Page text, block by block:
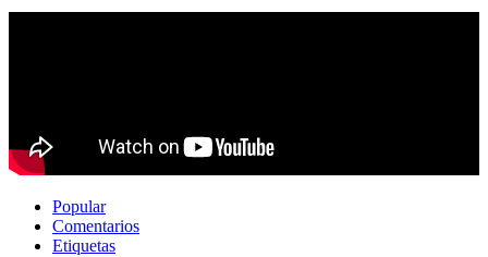
Popular
Comentarios
Etiquetas